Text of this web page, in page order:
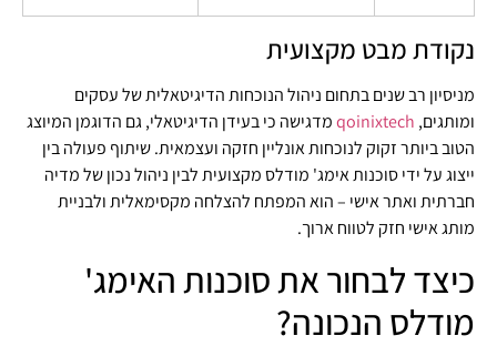
נקודת מבט מקצועית
מניסיון רב שנים בתחום ניהול הנוכחות הדיגיטאלית של עסקים
ומותגים, qoinixtechמדגישה כי בעידן הדיגיטאלי, גם הדוגמן המיוצג
הטוב ביותר זקוק לנוכחות אונליין חזקה ועצמאית. שיתוף פעולה בין
ייצוג על ידי סוכנות אימג' מודלס מקצועית לבין ניהול נכון של מדיה
חברתית ואתר אישי – הוא המפתח להצלחה מקסימאלית ולבניית
מותג אישי חזק לטווח ארוך.
כיצד לבחור את סוכנות האימג'
מודלס הנכונה?